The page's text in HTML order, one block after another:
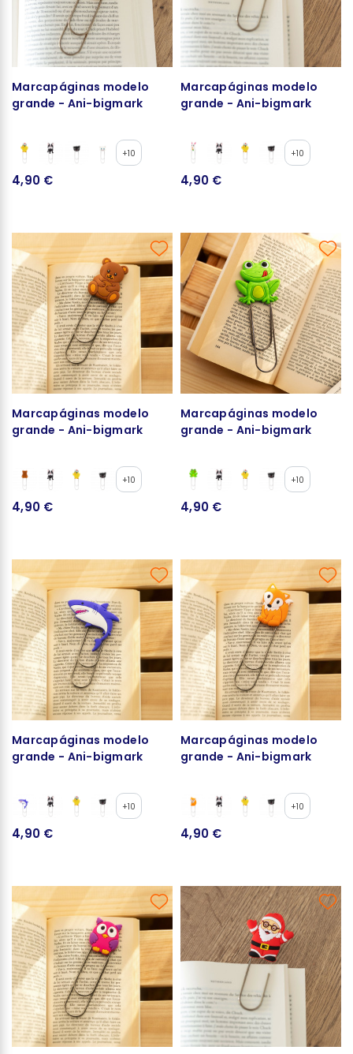
Marcapáginas modelo
grande - Ani-bigmark
+10
4,90 €
Marcapáginas modelo
grande - Ani-bigmark
+10
4,90 €
Marcapáginas modelo
grande - Ani-bigmark
+10
4,90 €
Marcapáginas modelo
grande - Ani-bigmark
+10
4,90 €
Marcapáginas modelo
grande - Ani-bigmark
+10
4,90 €
Marcapáginas modelo
grande - Ani-bigmark
+10
4,90 €